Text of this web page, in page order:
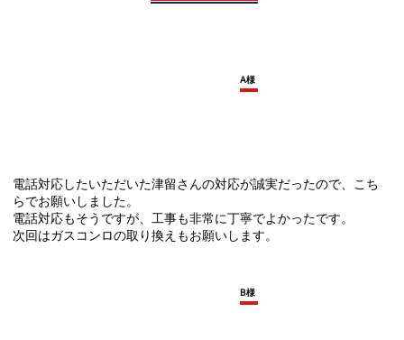
電話対応したいただいた津留さんの対応が誠実だったので、こち
らでお願いしました。
電話対応もそうですが、工事も非常に丁寧でよかったです。
次回はガスコンロの取り換えもお願いします。
A様
B様